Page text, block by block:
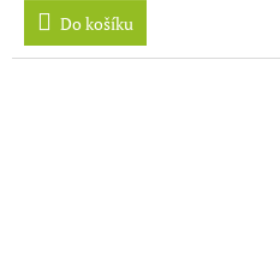
Do košíku